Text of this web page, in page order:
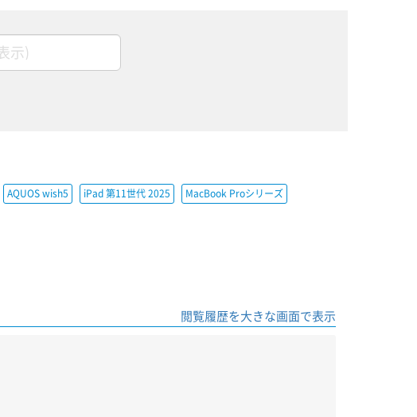
AQUOS wish5 iPad 第11世代 2025 MacBook Proシリーズ
閲覧履歴を大きな画面で表示